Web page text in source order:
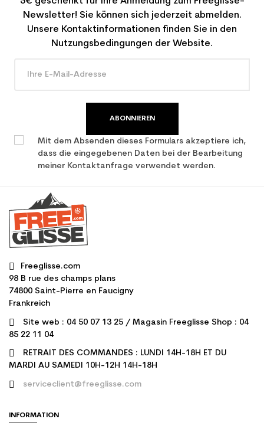
Newsletter! Sie können sich jederzeit abmelden.
Unsere Kontaktinformationen finden Sie in den
Nutzungsbedingungen der Website.
ABONNIEREN
Mit dem Absenden dieses Formulars akzeptiere ich,
dass die eingegebenen Daten bei der Bearbeitung
meiner Kontaktanfrage verwendet werden.
Freeglisse.com
98 B rue des champs plans
74800 Saint-Pierre en Faucigny
Frankreich
Site web : 04 50 07 13 25 / Magasin Freeglisse Shop : 04
85 22 11 04
RETRAIT DES COMMANDES : LUNDI 14H-18H ET DU
MARDI AU SAMEDI 10H-12H 14H-18H
serviceclient@freeglisse.com
INFORMATION